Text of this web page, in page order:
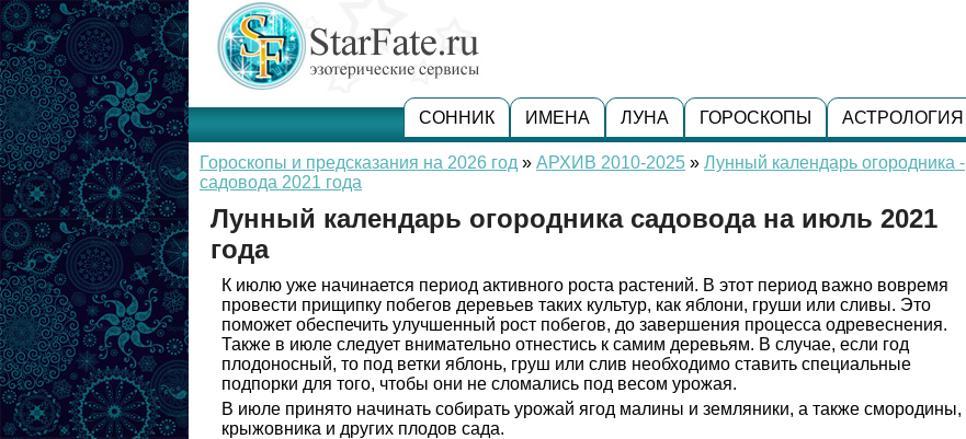
СОННИК ИМЕНА ЛУНА ГОРОСКОПЫ АСТРОЛОГИЯ
Гороскопы и предсказания на 2026 год » АРХИВ 2010-2025 » Лунный календарь огородника -
садовода 2021 года
Лунный календарь огородника садовода на июль 2021
года
К июлю уже начинается период активного роста растений. В этот период важно вовремя
провести прищипку побегов деревьев таких культур, как яблони, груши или сливы. Это
поможет обеспечить улучшенный рост побегов, до завершения процесса одревеснения.
Также в июле следует внимательно отнестись к самим деревьям. В случае, если год
плодоносный, то под ветки яблонь, груш или слив необходимо ставить специальные
подпорки для того, чтобы они не сломались под весом урожая.
В июле принято начинать собирать урожай ягод малины и земляники, а также смородины,
крыжовника и других плодов сада.